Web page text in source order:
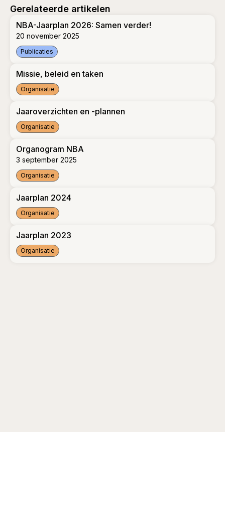
Gerelateerde artikelen
NBA-Jaarplan 2026: Samen verder!
20 november 2025
Publicaties
Missie, beleid en taken
Organisatie
Jaaroverzichten en -plannen
Organisatie
Organogram NBA
3 september 2025
Organisatie
Jaarplan 2024
Organisatie
Jaarplan 2023
Organisatie